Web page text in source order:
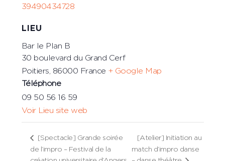
39490434728
LIEU
Bar le Plan B
30 boulevard du Grand Cerf
Poitiers 86000 France + Google Map
Téléphone
09 50 56 16 59
Voir Lieu site web
[Spectacle] Grande soirée
de l’impro – Festival de la
[Atelier] Initiation au
match d’impro danse